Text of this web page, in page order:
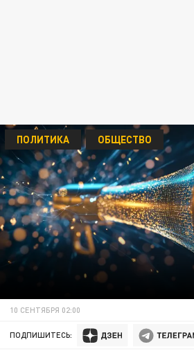
ПОЛИТИКА ОБЩЕСТВО
10 СЕНТЯБРЯ 02:00
ПОДПИШИТЕСЬ: